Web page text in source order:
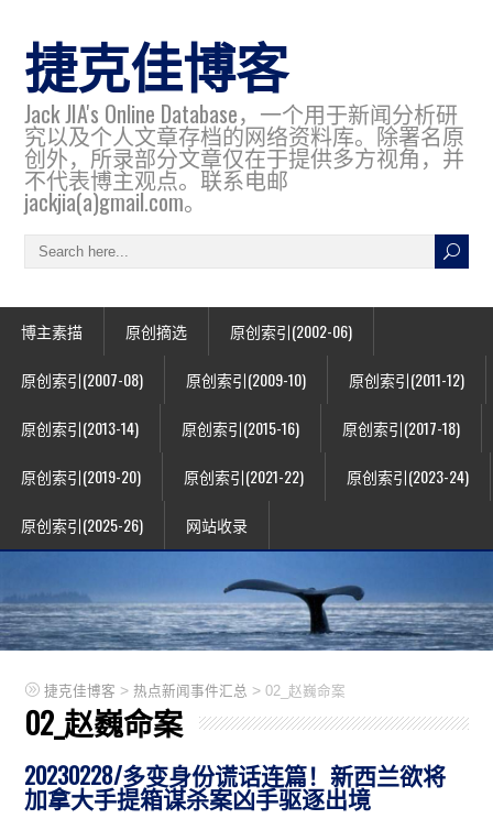
捷克佳博客
Jack JIA's Online Database，一个用于新闻分析研
究以及个人文章存档的网络资料库。除署名原
创外，所录部分文章仅在于提供多方视角，并
不代表博主观点。联系电邮
jackjia(a)gmail.com。
博主素描 原创摘选 原创索引(2002-06)
原创索引(2007-08) 原创索引(2009-10) 原创索引(2011-12)
原创索引(2013-14) 原创索引(2015-16) 原创索引(2017-18)
原创索引(2019-20) 原创索引(2021-22) 原创索引(2023-24)
原创索引(2025-26) 网站收录
捷克佳博客 > 热点新闻事件汇总 >02_赵巍命案
02_赵巍命案
20230228/多变身份谎话连篇！新西兰欲将
加拿大手提箱谋杀案凶手驱逐出境